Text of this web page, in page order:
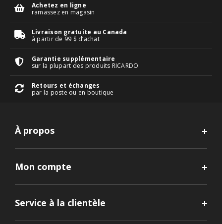
Achetez en ligne
ramassez en magasin
Livraison gratuite au Canada
à partir de 99 $ d’achat
Garantie supplémentaire
sur la plupart des produits RICARDO
Retours et échanges
par la poste ou en boutique
À propos
Mon compte
Service à la clientèle